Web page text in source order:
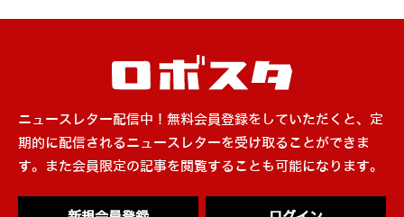
ニュースレター配信中！無料会員登録をしていただくと、定
期的に配信されるニュースレターを受け取ることができま
す。また会員限定の記事を閲覧することも可能になります。